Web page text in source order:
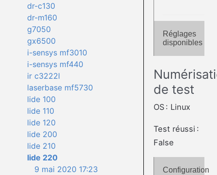
dr-c130
dr-m160
g7050
gx6500
i-sensys mf3010
i-sensys mf440
ir c3222l
laserbase mf5730
lide 100
lide 110
lide 120
lide 200
lide 210
lide 220
9 mai 2020 17:23
Réglages
disponibles
de test
OS : Linux
Test réussi :
False
Configuration